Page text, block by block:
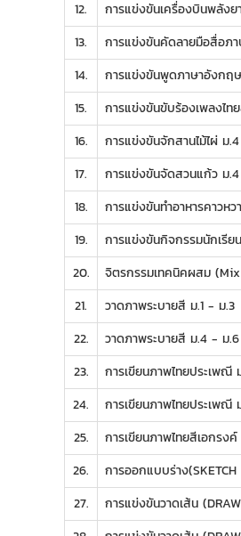
12. การแข่งขันเครื่องบินพลัง
13.
การแข่งขันคัดลายมือสื่อภ
14.
การแข่งขันพูดภาษาอังกฤ
15.
การแข่งขันขับร้องเพลงไ
16.
การแข่งขันจักสานไม้ไผ่ ม
17.
การแข่งขันจัดสวนแก้ว ม
18.
การแข่งขันทำอาหารคาวห
19.
การแข่งขันกิจกรรมนักเรี
20.
จิตรกรรมเทคนิคผสม
21.
วาดภาพระบายสี ม.1 - ม.3
22.
วาดภาพระบายสี ม.4 - ม.6
23.
การเขียนภาพไทยประเพณี
24.
การเขียนภาพไทยประเพณี
25.
การเขียนภาพไทยสีเอกรง
26.
การออกแบบร่าง
27.
การแข่งขันวาดเส้น